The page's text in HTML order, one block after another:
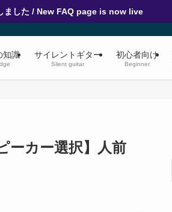
ました / New FAQ page is now live
知識 サイレントギター
Silent guitar
初心者向け
Beginner
ーカー選択】人前